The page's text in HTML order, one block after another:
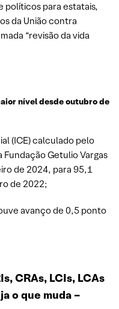
políticos para estatais,
da União contra
“revisão da vida
nível desde outubro de
(ICE) calculado pelo
Getulio Vargas
de 2024, para 95,1
de 2022;
avanço de 0,5 ponto
CRAs, LCIs, LCAs
o que muda –